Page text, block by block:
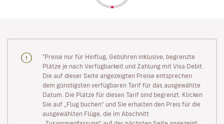
"Preise nur für Hinflug, Gebühren inklusive, begrenzte
Plätze je nach Verfügbarkeit und Zahlung mit Visa Debit.
Die auf dieser Seite angezeigten Preise entsprechen
dem günstigsten verfügbaren Tarif für das ausgewählte
Datum. Die Plätze für diesen Tarif sind begrenzt. Klicken
Sie auf „Flug buchen“ und Sie erhalten den Preis für die
ausgewählten Flüge, die im Abschnitt
„Zusammenfassung“ auf der nächsten Seite angezeigt